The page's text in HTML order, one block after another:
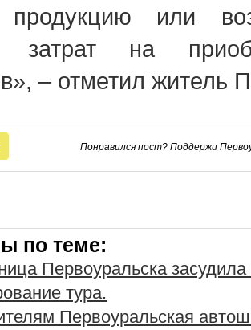
продукцию или
затрат на
– отметил житель
Понравился пост? Поддержи
по теме:
Первоуральска
тура.
Первоуральская